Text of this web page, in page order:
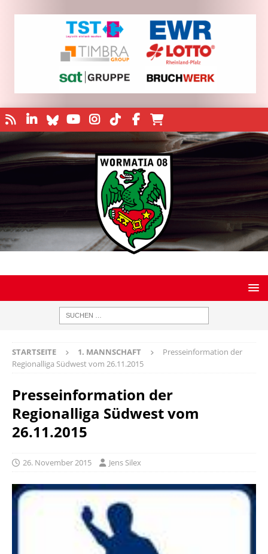
STARTSEITE 1. MANNSCHAFT
Presseinformation der
Regionalliga Südwest vom 26.11.2015
Presseinformation der
Regionalliga Südwest vom
26.11.2015
26. November 2015 Jens Silex